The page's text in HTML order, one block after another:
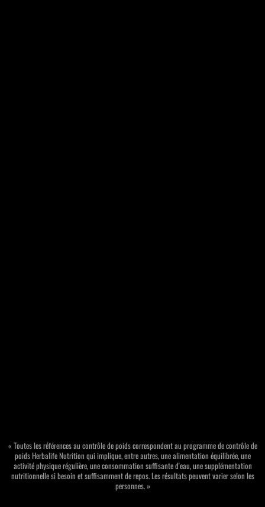
« Toutes les références au contrôle de poids correspondent au programme de contrôle de
poids Herbalife Nutrition qui implique, entre autres, une alimentation équilibrée, une
activité physique régulière, une consommation suffisante d'eau, une supplémentation
nutritionnelle si besoin et suffisamment de repos. Les résultats peuvent varier selon les
personnes. »